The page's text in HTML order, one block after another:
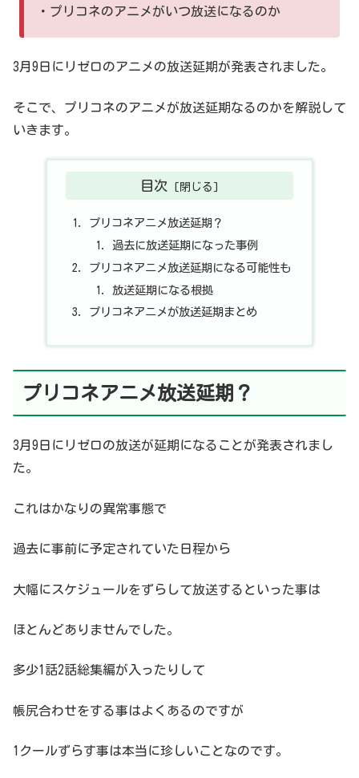
・プリコネのアニメがいつ放送になるのか
3月9日にリゼロのアニメの放送延期が発表されました。
そこで、プリコネのアニメが放送延期なるのかを解説して
いきます。
目次
プリコネアニメ放送延期？
過去に放送延期になった事例
プリコネアニメ放送延期になる可能性も
放送延期になる根拠
プリコネアニメが放送延期まとめ
プリコネアニメ放送延期？
3月9日にリゼロの放送が延期になることが発表されまし
た。
これはかなりの異常事態で
過去に事前に予定されていた日程から
大幅にスケジュールをずらして放送するといった事は
ほとんどありませんでした。
多少1話2話総集編が入ったりして
帳尻合わせをする事はよくあるのですが
1クールずらす事は本当に珍しいことなのです。